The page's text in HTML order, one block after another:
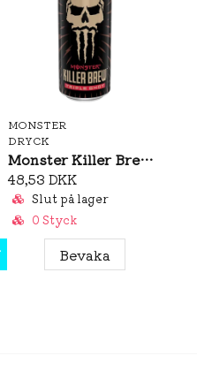
MONSTER
DRYCK
Monster Killer Brew Loca Moca 437ml
48,53 DKK
Slut på lager
0 Styck
Bevaka